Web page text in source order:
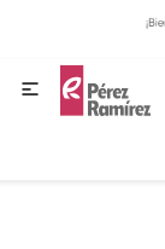

GASTRONOMÍA